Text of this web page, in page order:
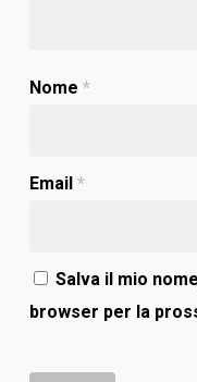
Nome *
Email *
Salva il mio
browser per la